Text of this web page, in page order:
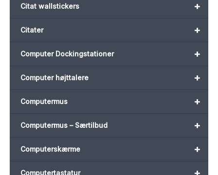
+
Citat wallstickers
+
Citater
+
Computer Dockingstationer
+
Computer højttalere
+
Computermus
+
Computermus – Særtilbud
+
Computerskærme
Computertastatur